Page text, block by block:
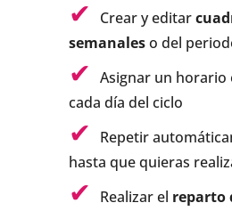
Crear y editar
semanaleso del
Asignar un horario
cada día del ciclo
Repetir
hasta que quieras
Realizar el reparto